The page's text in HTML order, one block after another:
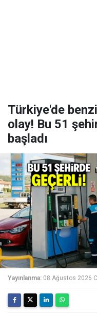
Türkiye'de
olay! Bu 51
başladı
Yayınlanma: 08 Ağustos 2026